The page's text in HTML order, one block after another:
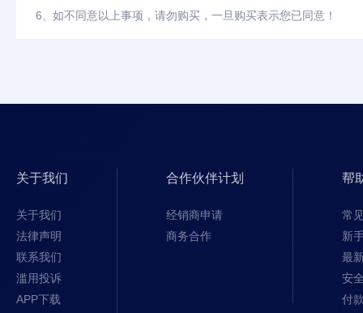
6、如不同意以上事项，请勿购买，一旦购买表示您已同意！
关于我们
关于我们
法律声明
联系我们
滥用投诉
APP下载
合作伙伴计划
经销商申请
商务合作
帮
常
新
最
安
付